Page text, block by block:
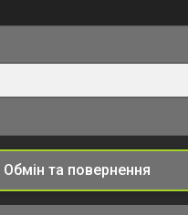
Обмін та повернення